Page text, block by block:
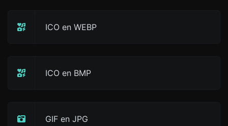
ICO en WEBP
ICO en BMP
GIF en JPG